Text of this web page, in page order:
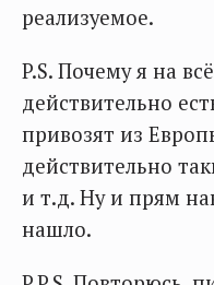
реализуемое.
P.S. Почему я на
действительно
привозят из
действительно
и т.д. Ну и прям
нашло.